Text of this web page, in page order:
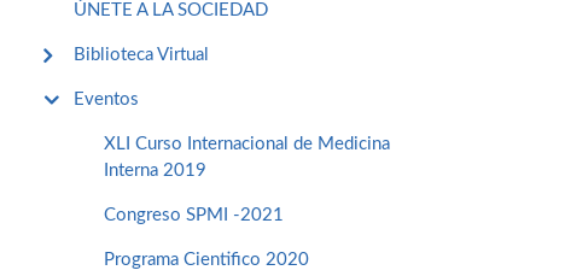
ÚNETE A LA SOCIEDAD
Biblioteca Virtual
Eventos
XLI Curso Internacional de Medicina
Interna 2019
Congreso SPMI -2021
Programa Cientifico 2020